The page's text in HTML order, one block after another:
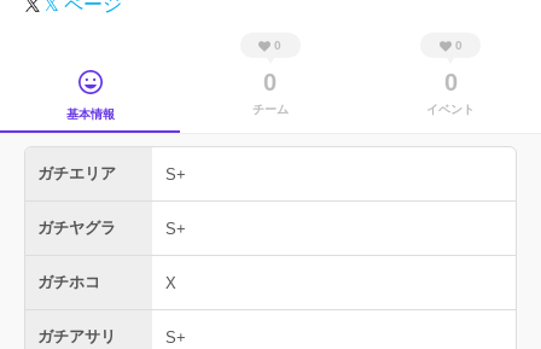
𝕏 ページ
基本情報
0
0
チーム
0
0
イベント
ガチエリア S+
ガチヤグラ S+
ガチホコ X
ガチアサリ S+